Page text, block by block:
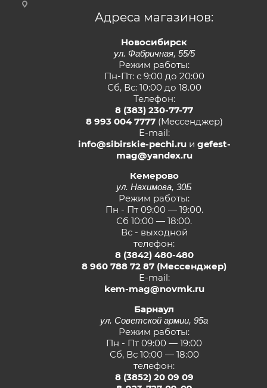
Адреса магазинов:
Новосибирск
ул. Фабричная, 55/5
Режим работы:
Пн-Пт: с 9:00 до 20:00
Сб, Вс: 10:00 до 18.00
Телефон:
8 (383) 230-77-77
8 993 004 7777(Мессенджер)
E-mail:
info@sibirskie-pechi.ruи gefest-
mag@yandex.ru
Кемерово
ул. Нахимова, 30Б
Режим работы:
Пн - Пт 09:00 — 19:00.
Сб 10:00 — 18:00.
Вс - выходной
телефон:
8 (3842) 480-480
8 960 788 72 87 (Мессенджер)
E-mail:
kem-mag@novmk.ru
Барнаул
ул. Советской армии, 95а
Режим работы:
Пн - Пт 09:00 — 19:00
Сб, Вс 10:00 — 18:00
телефон:
8 (3852) 20 09 09